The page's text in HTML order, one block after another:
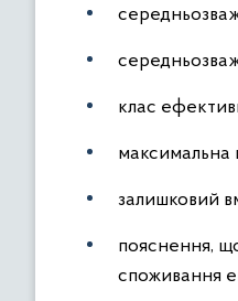
клас
максимальна
залишковий
пояснення,
споживання